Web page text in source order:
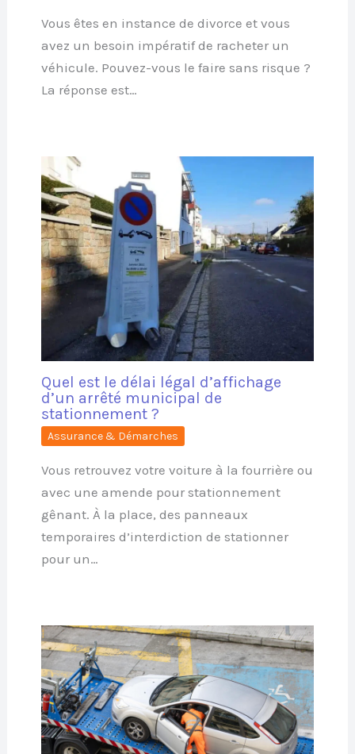
Vous êtes en instance de divorce et vous
avez un besoin impératif de racheter un
véhicule. Pouvez-vous le faire sans risque ?
La réponse est…
Quel est le délai légal d’affichage
d’un arrêté municipal de
stationnement ?
Assurance & Démarches
Vous retrouvez votre voiture à la fourrière ou
avec une amende pour stationnement
gênant. À la place, des panneaux
temporaires d’interdiction de stationner
pour un…